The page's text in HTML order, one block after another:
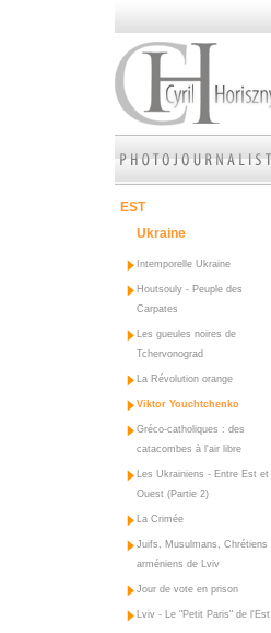
EST
Ukraine
Intemporelle Ukraine
Houtsouly - Peuple des
Carpates
Les gueules noires de
Tchervonograd
La Révolution orange
Viktor Youchtchenko
Gréco-catholiques : des
catacombes à l'air libre
Les Ukrainiens - Entre Est et
Ouest (Partie 2)
La Crimée
Juifs, Musulmans, Chrétiens
arméniens de Lviv
Jour de vote en prison
Lviv - Le "Petit Paris" de l'Est